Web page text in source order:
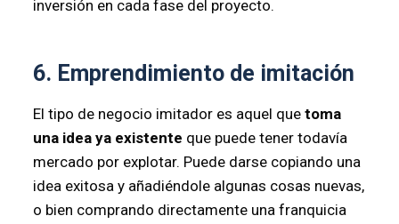
inversión en cada fase del proyecto.
6. Emprendimiento de imitación
El tipo de negocio imitador es aquel que toma
una idea ya existente que puede tener todavía
mercado por explotar. Puede darse copiando una
idea exitosa y añadiéndole algunas cosas nuevas,
o bien comprando directamente una franquicia